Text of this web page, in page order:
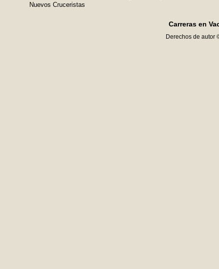
Nuevos Cruceristas
Carreras en
Derechos de autor